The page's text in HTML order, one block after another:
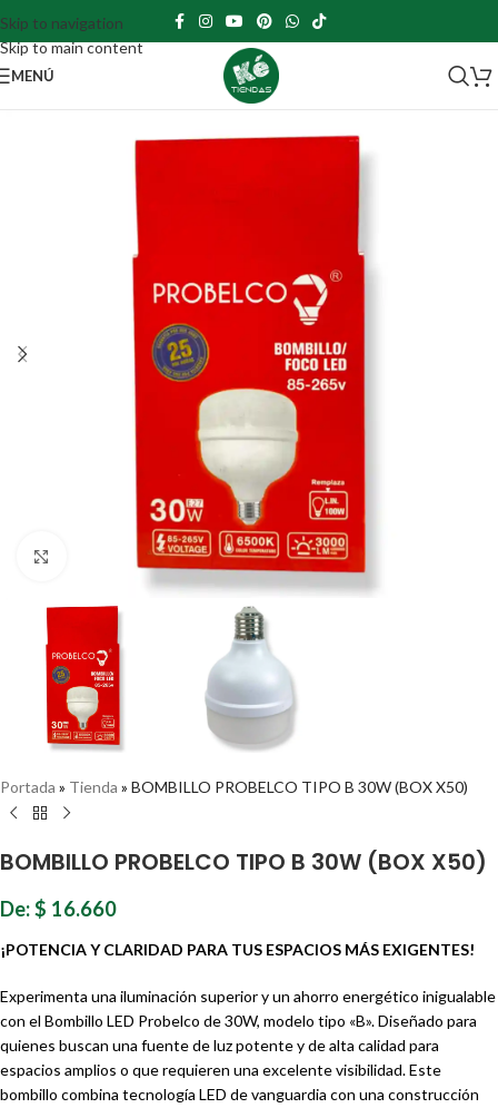
Skip to navigation
Skip to main content
MENÚ
Haz clic para ampliar
Portada » Tienda » BOMBILLO PROBELCO TIPO B 30W (BOX X50)
BOMBILLO PROBELCO TIPO B 30W (BOX X50)
De:$ 16.660
¡POTENCIA Y CLARIDAD PARA TUS ESPACIOS MÁS EXIGENTES!
Experimenta una iluminación superior y un ahorro energético inigualable
con el Bombillo LED Probelco de 30W, modelo tipo «B». Diseñado para
quienes buscan una fuente de luz potente y de alta calidad para
espacios amplios o que requieren una excelente visibilidad. Este
bombillo combina tecnología LED de vanguardia con una construcción